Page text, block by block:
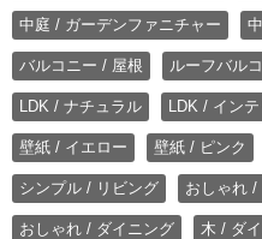
中庭 / ガーデンファニチャー
バルコニー / 屋根 ルーフバル
LDK / ナチュラル LDK / インテ
壁紙 / イエロー 壁紙 / ピンク
シンプル / リビング おしゃれ /
おしゃれ / ダイニング 木 / ダ